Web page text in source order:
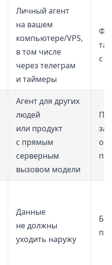
Личный агент
на вашем
компьютере/VPS,
в том числе
через телеграм
и таймеры
с
Агент для других
людей
или продукт
с прямым
серверным
вызовом модели
за
Данные
не должны
уходить наружу